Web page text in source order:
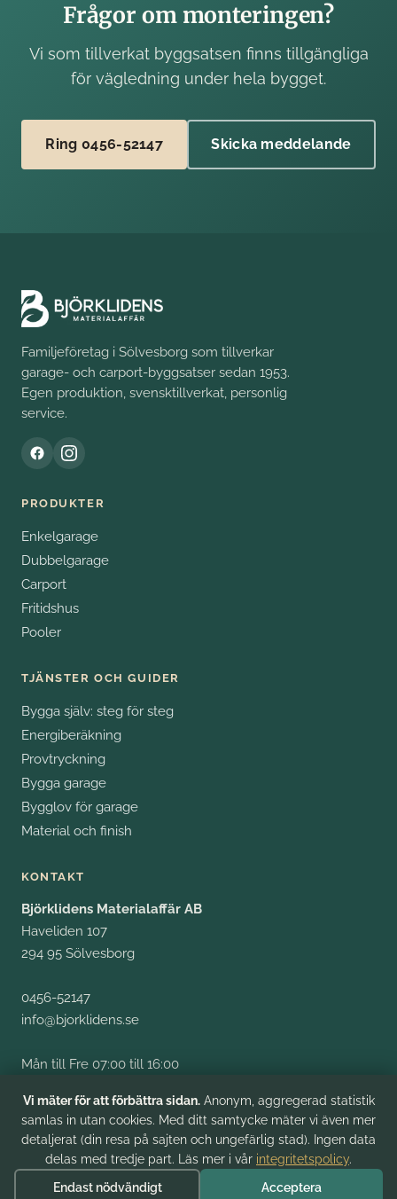
Frågor om monteringen?
Vi som tillverkat byggsatsen finns tillgängliga
för vägledning under hela bygget.
Ring 0456-52147 Skicka meddelande
Familjeföretag i Sölvesborg som tillverkar
garage- och carport-byggsatser sedan 1953.
Egen produktion, svensktillverkat, personlig
service.
PRODUKTER
Enkelgarage
Dubbelgarage
Carport
Fritidshus
Pooler
TJÄNSTER OCH GUIDER
Bygga själv: steg för steg
Energiberäkning
Provtryckning
Bygga garage
Bygglov för garage
Material och finish
KONTAKT
Björklidens Materialaffär AB
Haveliden 107
294 95 Sölvesborg
0456-52147
info@bjorklidens.se
Mån till Fre 07:00 till 16:00
2026 Björklidens Materialaffär AB. Org.nr 556278-8009.
IntegritetCookie-inställningar
Vi mäter för att förbättra sidan.Anonym, aggregerad statistik
samlas in utan cookies. Med ditt samtycke mäter vi även mer
detaljerat (din resa på sajten och ungefärlig stad). Ingen data
delas med tredje part. Läs mer i vår integritetspolicy.
Endast nödvändigt
Acceptera